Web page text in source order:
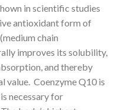
in scientific studies
antioxidant form of
chain
improves its solubility,
and thereby
value. Coenzyme Q10 is
necessary for